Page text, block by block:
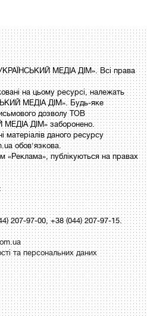
МЕДІА ДІМ». Всі права
на цьому ресурсі, належать
МЕДІА ДІМ». Будь-яке
дозволу ТОВ
ДІМ» заборонено.
матеріалів даного ресурсу
обов'язкова.
«Реклама», публікуються на правах
207-97-00, +38 (044) 207-97-15.
та персональних даних